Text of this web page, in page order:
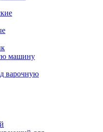
машину
варочную